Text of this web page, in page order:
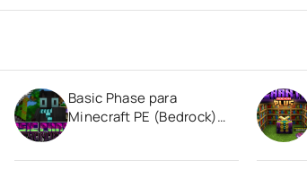
Basic Phase para
Minecraft PE (Bedrock)